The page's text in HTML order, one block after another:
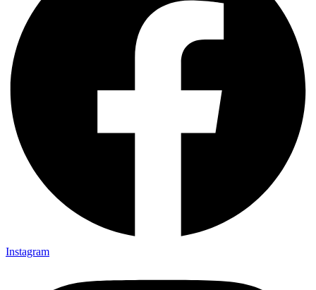
Instagram